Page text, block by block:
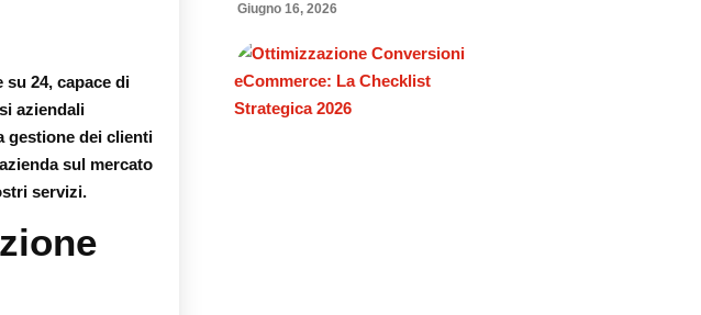
24, capace di
aziendali
gestione dei clienti
sul mercato
servizi.
Giugno 16, 2026